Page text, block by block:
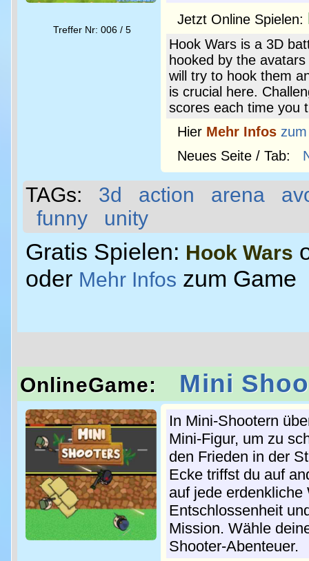
Treffer Nr: 006 / 5
Jetzt Online Spielen:
Hook Wars is a 3D
hooked by the
will try to hook them
is crucial here.
scores each time you
Hier Mehr Infos
Neues Seite / Tab:
TAGs: 3d action arena
funny
unity
Gratis Spielen: Hook Wars
oder Mehr Infos zum Game
OnlineGame: Mini
In Mini-Shootern
Mini-Figur, um zu
den Frieden in der
Ecke triffst du auf
auf jede
Entschlossenheit
Mission. Wähle
Shooter-Abenteuer.